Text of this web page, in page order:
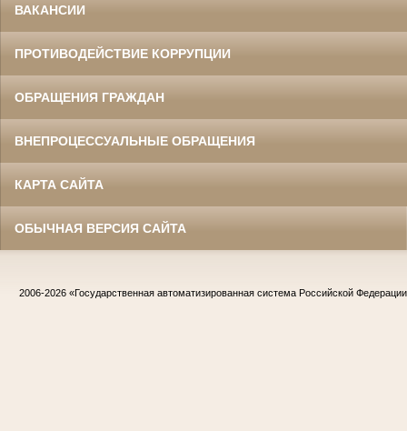
ВАКАНСИИ
ПРОТИВОДЕЙСТВИЕ КОРРУПЦИИ
ОБРАЩЕНИЯ ГРАЖДАН
ВНЕПРОЦЕССУАЛЬНЫЕ ОБРАЩЕНИЯ
КАРТА САЙТА
ОБЫЧНАЯ ВЕРСИЯ САЙТА
2006-2026 «Государственная автоматизированная система Российской